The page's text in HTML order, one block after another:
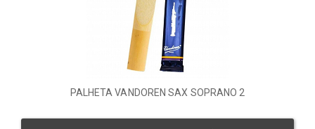
PALHETA VANDOREN SAX SOPRANO 2